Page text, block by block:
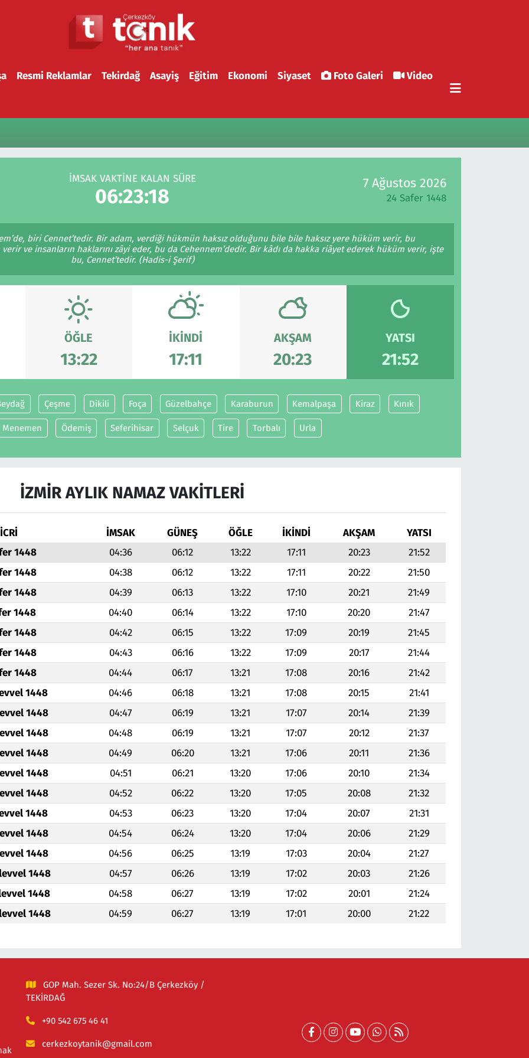
Resmi Reklamlar Tekirdağ Asayiş Eğitim Ekonomi Siyaset Foto Galeri
Video
İMSAK VAKTİNE KALAN SÜRE
06:23:18
7 Ağustos 2026
24 Safer 1448
biri Cennet’tedir. Bir adam, verdiği hükmün haksız olduğunu bile bile haksız yere hüküm verir, bu
ve insanların haklarını zâyi eder, bu da Cehennem’dedir. Bir kâdı da hakka riâyet ederek hüküm verir, işte
bu, Cennet’tedir. (Hadis-i Şerif)
ÖĞLE
13:22
İKINDI
17:11
AKŞAM
20:23
YATSI
21:52
Çeşme Dikili Foça Güzelbahçe Karaburun Kemalpaşa Kiraz Kınık
Menemen Ödemiş Seferihisar Selçuk Tire Torbalı Urla
İZMIR AYLIK NAMAZ VAKITLERI
İMSAK GÜNEŞ ÖĞLE İKINDI AKŞAM
YATSI
1448 04:36 06:12 13:22 17:11 20:23
21:52
1448 04:38 06:12 13:22 17:11 20:22
21:50
1448 04:39 06:13 13:22 17:10 20:21
21:49
1448 04:40 06:14 13:22 17:10 20:20
21:47
1448 04:42 06:15 13:22 17:09 20:19
21:45
1448 04:43 06:16 13:22 17:09 20:17
21:44
1448 04:44 06:17 13:21 17:08 20:16
21:42
1448 04:46 06:18 13:21 17:08 20:15
21:41
1448 04:47 06:19 13:21 17:07 20:14
21:39
1448 04:48 06:19 13:21 17:07 20:12
21:37
1448 04:49 06:20 13:21 17:06 20:11
21:36
1448 04:51 06:21 13:20 17:06 20:10
21:34
1448 04:52 06:22 13:20 17:05 20:08
21:32
1448 04:53 06:23 13:20 17:04 20:07
21:31
1448 04:54 06:24 13:20 17:04 20:06
21:29
1448 04:56 06:25 13:19 17:03 20:04
21:27
1448 04:57 06:26 13:19 17:02 20:03
21:26
1448 04:58 06:27 13:19 17:02 20:01
21:24
1448 04:59 06:27 13:19 17:01 20:00 21:22
GOP Mah. Sezer Sk. No:24/B Çerkezköy /
TEKİRDAĞ
+90 542 675 46 41
cerkezkoytanik@gmail.com